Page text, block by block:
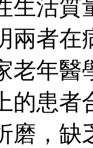
生活
兩者
老年醫
的患者
磨，缺